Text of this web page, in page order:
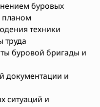
буровых
планом
техники
труда
буровой бригады и
документации и
ситуаций и